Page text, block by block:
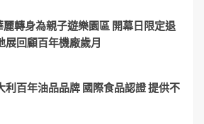
轉身為親子遊樂園區 開幕日限定退
展回顧百年機廠歲月
利百年油品品牌 國際食品認證 提供不